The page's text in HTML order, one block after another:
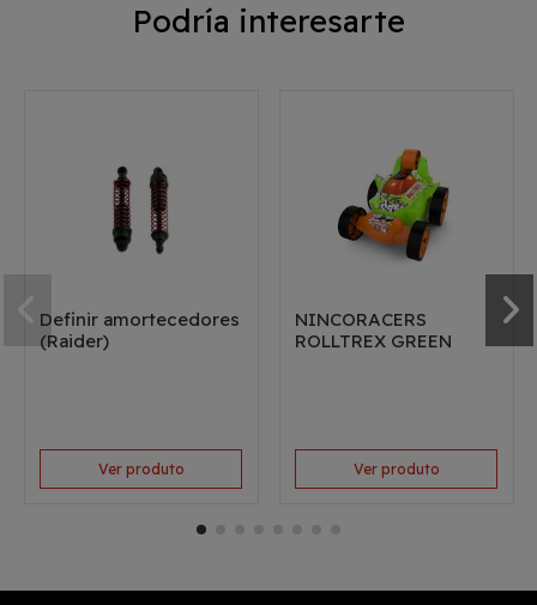
Podría interesarte
Definir amortecedores
(Raider)
Ver produto
NINCORACERS
ROLLTREX GREEN
Ver produto